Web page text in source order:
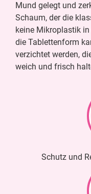
Mund gelegt und
Schaum, der die
keine Mikroplastik
die Tablettenform
verzichtet werden,
weich und frisch
Schutz und